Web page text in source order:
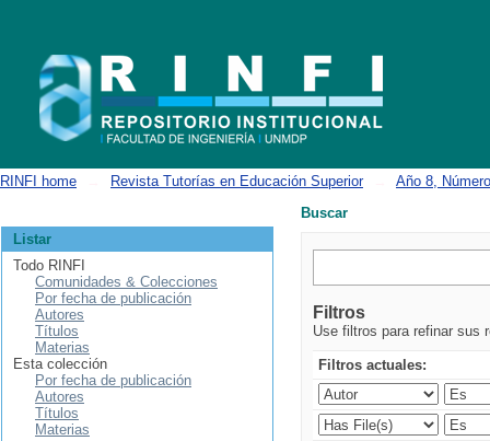
RINFI home Revista Tutorías en Educación Superior
Año 8,
Buscar
Filtros
Use filtros para refinar sus
Filtros actuales:
Listar
Todo RINFI
Comunidades & Colecciones
Por fecha de publicación
Autores
Títulos
Materias
Esta colección
Por fecha de publicación
Autores
Títulos
Materias